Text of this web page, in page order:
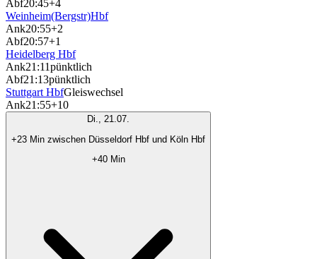
Abf20:45+4
Weinheim(Bergstr)Hbf
Ank20:55+2
Abf20:57+1
Heidelberg Hbf
Ank21:11pünktlich
Abf21:13pünktlich
Stuttgart HbfGleiswechsel
Ank21:55+10
Di., 21.07.
+23 Min zwischen Düsseldorf Hbf und Köln Hbf
+40 Min